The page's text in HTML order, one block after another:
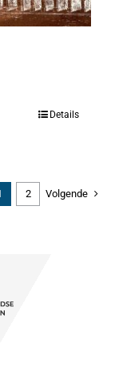
Details
2 Volgende